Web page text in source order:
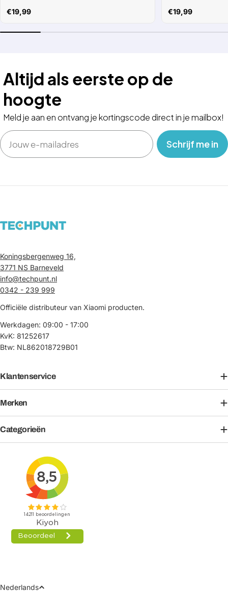
Normale
€19,99
Normale
€19,99
Altijd als eerste op de
hoogte
Meld je aan en ontvang je kortingscode direct in je mailbox!
Email
‎ ‎ ‎ Schrijf me in‎ ‎ ‎ ‎
Koningsbergenweg 16,
3771 NS Barneveld
info@techpunt.nl
0342 - 239 999
Officiële distributeur van Xiaomi producten.
Werkdagen: 09:00 - 17:00
KvK: 81252617
Btw: NL862018729B01
Klantenservice
Merken
Categorieën
Taal
Nederlands